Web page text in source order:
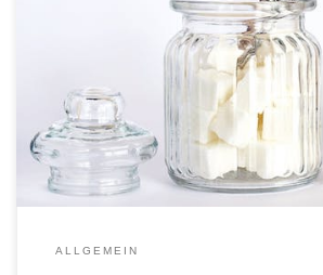
Inulin ist eine Art Ballaststoff. Die Erforschung hat
gesundheitlichen Vorteilen in Verbindung
Verbesserung der Magengesundheit, der
Unterstützung der Gewichtsreduktion. Inulin ist
Darmgesundheit zugute kommen kann. Pflanzen
normalerweise Inulin und einige Hersteller fügen
ALLGEMEIN